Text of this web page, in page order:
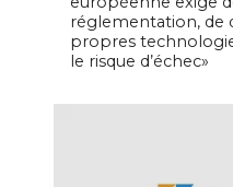
réglementation, de
propres
le risque d’échec»